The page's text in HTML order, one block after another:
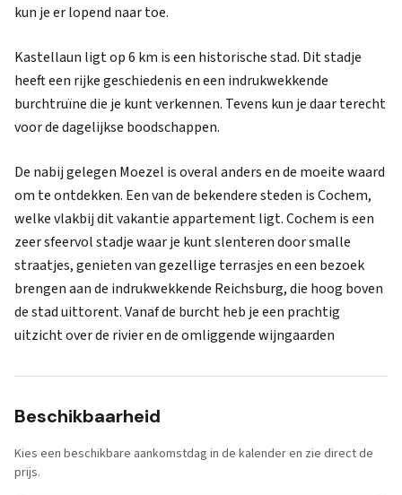
kun je er lopend naar toe.
Kastellaun ligt op 6 km is een historische stad. Dit stadje
heeft een rijke geschiedenis en een indrukwekkende
burchtruïne die je kunt verkennen. Tevens kun je daar terecht
voor de dagelijkse boodschappen.
De nabij gelegen Moezel is overal anders en de moeite waard
om te ontdekken. Een van de bekendere steden is Cochem,
welke vlakbij dit vakantie appartement ligt. Cochem is een
zeer sfeervol stadje waar je kunt slenteren door smalle
straatjes, genieten van gezellige terrasjes en een bezoek
brengen aan de indrukwekkende Reichsburg, die hoog boven
de stad uittorent. Vanaf de burcht heb je een prachtig
uitzicht over de rivier en de omliggende wijngaarden
Beschikbaarheid
Kies een beschikbare aankomstdag in de kalender en zie direct de
prijs.